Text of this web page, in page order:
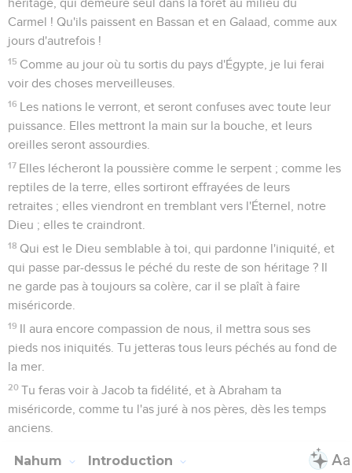
héritage, qui demeure seul dans la forêt au milieu du
Carmel ! Qu'ils paissent en Bassan et en Galaad, comme aux
jours d'autrefois !
15 Comme au jour où tu sortis du pays d'Égypte, je lui ferai
voir des choses merveilleuses.
16 Les nations le verront, et seront confuses avec toute leur
puissance. Elles mettront la main sur la bouche, et leurs
oreilles seront assourdies.
17 Elles lécheront la poussière comme le serpent ; comme les
reptiles de la terre, elles sortiront effrayées de leurs
retraites ; elles viendront en tremblant vers l'Éternel, notre
Dieu ; elles te craindront.
18 Qui est le Dieu semblable à toi, qui pardonne l'iniquité, et
qui passe par-dessus le péché du reste de son héritage ? Il
ne garde pas à toujours sa colère, car il se plaît à faire
miséricorde.
19 Il aura encore compassion de nous, il mettra sous ses
pieds nos iniquités. Tu jetteras tous leurs péchés au fond de
la mer.
20 Tu feras voir à Jacob ta fidélité, et à Abraham ta
miséricorde, comme tu l'as juré à nos pères, dès les temps
anciens.
Nahum Introduction